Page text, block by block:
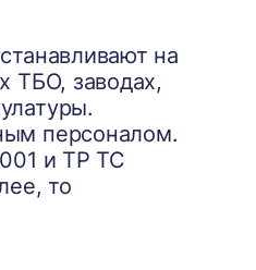
на
ТБО, заводах,
персоналом.
и ТР ТС
то